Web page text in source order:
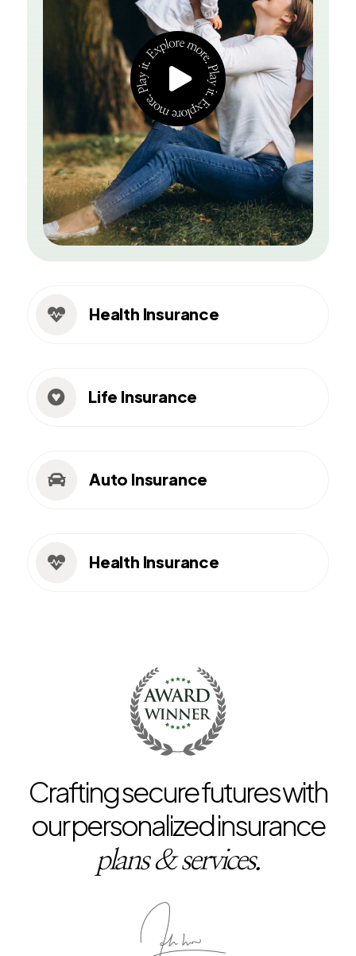
 Health Insurance
 Life Insurance
 Auto Insurance
 Health Insurance
Crafting secure futures with
our personalized insurance
plans & services.